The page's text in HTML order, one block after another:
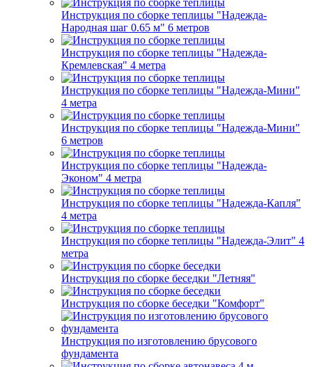
Инструкция по сборке теплицы "Надежда-
Народная шаг 0.65 м" 6 метров
Инструкция по сборке теплицы "Надежда-
Кремлевская" 4 метра
Инструкция по сборке теплицы "Надежда-Мини"
4 метра
Инструкция по сборке теплицы "Надежда-Мини"
6 метров
Инструкция по сборке теплицы "Надежда-
Эконом" 4 метра
Инструкция по сборке теплицы "Надежда-Капля"
4 метра
Инструкция по сборке теплицы "Надежда-Элит" 4
метра
Инструкция по сборке беседки "Летняя"
Инструкция по сборке беседки "Комфорт"
Инструкция по изготовлению брусового
фундамента